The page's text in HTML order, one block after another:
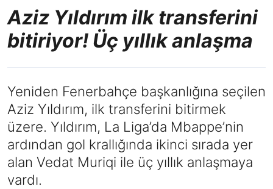
Aziz Yıldırım ilk transferini
bitiriyor! Üç yıllık anlaşma
Yeniden Fenerbahçe başkanlığına seçilen
Aziz Yıldırım, ilk transferini bitirmek
üzere. Yıldırım, La Liga’da Mbappe’nin
ardından gol krallığında ikinci sırada yer
alan Vedat Muriqi ile üç yıllık anlaşmaya
vardı.